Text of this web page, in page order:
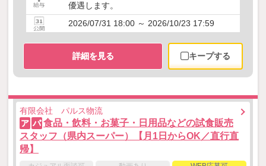
優遇します。
2026/07/31 18:00 ～ 2026/10/23 17:59
詳細を見る キープする
有限会社 パルス物流
ア パ 食品・飲料・お菓子・日用品などの試食販売
スタッフ（県内スーパー）【月1日からOK／直行直
帰】